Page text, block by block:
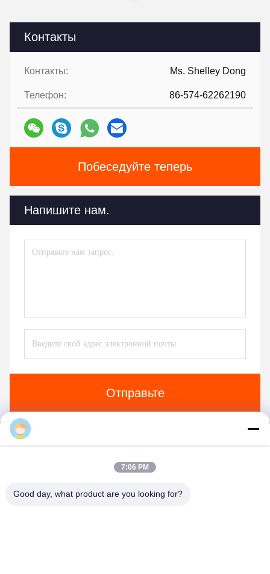
Контакты
Контакты: Ms. Shelley Dong
Телефон: 86-574-62262190
Побеседуйте теперь
Напишите нам.
Отправьте
7:06 PM
Good day, what product are you looking for?